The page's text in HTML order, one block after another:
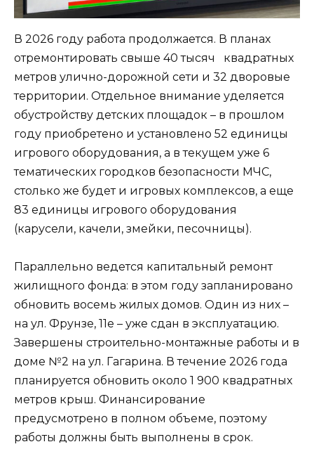
В 2026 году работа продолжается. В планах
отремонтировать свыше 40 тысяч квадратных
метров улично-дорожной сети и 32 дворовые
территории. Отдельное внимание уделяется
обустройству детских площадок – в прошлом
году приобретено и установлено 52 единицы
игрового оборудования, а в текущем уже 6
тематических городков безопасности МЧС,
столько же будет и игровых комплексов, а еще
83 единицы игрового оборудования
(карусели, качели, змейки, песочницы).
Параллельно ведется капитальный ремонт
жилищного фонда: в этом году запланировано
обновить восемь жилых домов. Один из них –
на ул. Фрунзе, 11е – уже сдан в эксплуатацию.
Завершены строительно-монтажные работы и в
доме №2 на ул. Гагарина. В течение 2026 года
планируется обновить около 1 900 квадратных
метров крыш. Финансирование
предусмотрено в полном объеме, поэтому
работы должны быть выполнены в срок.